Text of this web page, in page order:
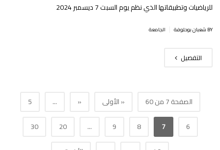
للرياضيات وتطبيقاتها الذي نظم يوم السبت 7 ديسمبر 2024
BY شعبان بوحلوفة الجامعة
التفصيل
الصفحة 7 من 60 « الأولى «
...
5
6
7
8
9
...
20
30